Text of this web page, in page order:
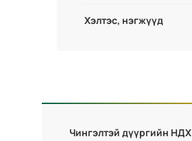
Хэлтэс, нэгжүүд
Чингэлтэй дүүргийн НДХ